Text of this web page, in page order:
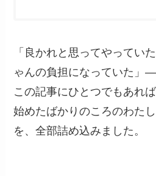
「良かれと思ってやってい
ゃんの負担になっていた」
この記事にひとつでもあれ
始めたばかりのころのわた
を、全部詰め込みました。